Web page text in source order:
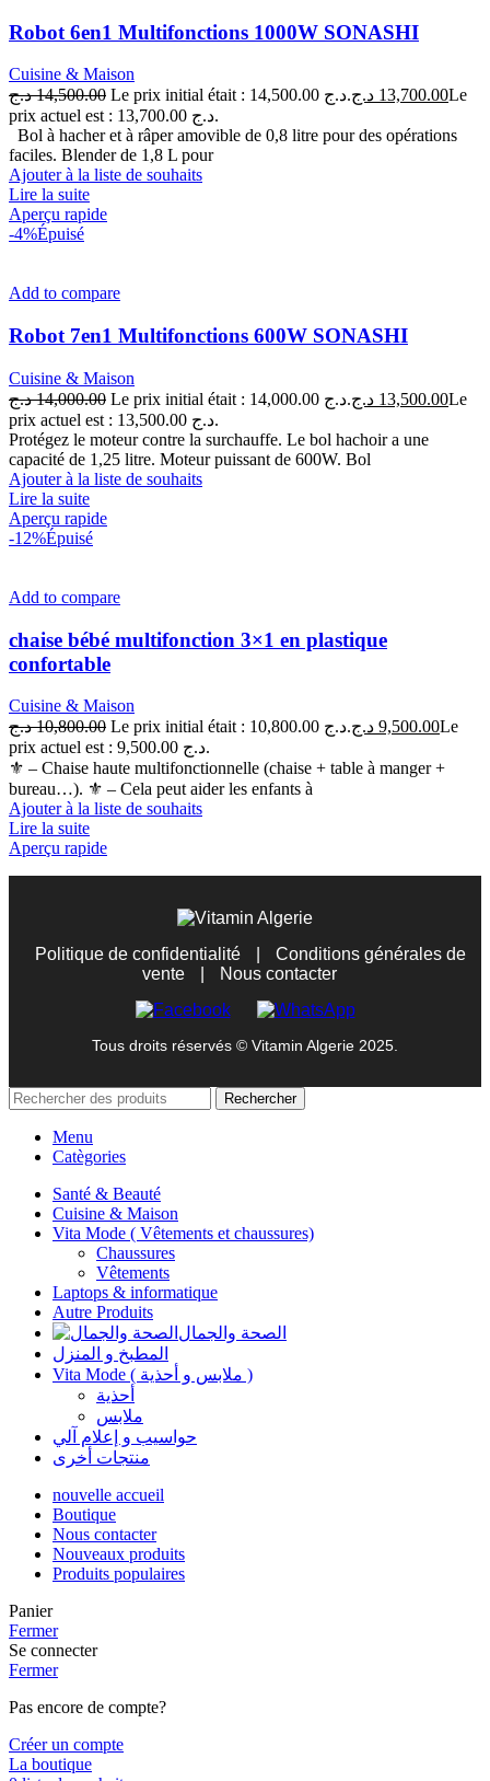
Robot 6en1 Multifonctions 1000W SONASHI
Cuisine & Maison
14,500.00 د.ج Le prix initial était : 14,500.00 د.ج. 13,700.00 د.ج
Le
prix actuel est : 13,700.00 د.ج.
Bol à hacher et à râper amovible de 0,8 litre pour des opérations
faciles. Blender de 1,8 L pour
Ajouter à la liste de souhaits
Lire la suite
Aperçu rapide
-4%Épuisé
Add to compare
Robot 7en1 Multifonctions 600W SONASHI
Cuisine & Maison
14,000.00 د.ج Le prix initial était : 14,000.00 د.ج. 13,500.00 د.ج
Le
prix actuel est : 13,500.00 د.ج.
Protégez le moteur contre la surchauffe. Le bol hachoir a une
capacité de 1,25 litre. Moteur puissant de 600W. Bol
Ajouter à la liste de souhaits
Lire la suite
Aperçu rapide
-12%Épuisé
Add to compare
chaise bébé multifonction 3×1 en plastique
confortable
Cuisine & Maison
10,800.00 د.ج Le prix initial était : 10,800.00 د.ج. 9,500.00 د.ج
Le
prix actuel est : 9,500.00 د.ج.
⚜ – Chaise haute multifonctionnelle (chaise + table à manger +
bureau…). ⚜ – Cela peut aider les enfants à
Ajouter à la liste de souhaits
Lire la suite
Aperçu rapide
Politique de confidentialité
Conditions générales de
vente
Nous contacter
Tous droits réservés © Vitamin Algerie 2025.
Rechercher
Menu
Catègories
Santé & Beauté
Cuisine & Maison
Vita Mode ( Vêtements et chaussures)
Chaussures
Vêtements
Laptops & informatique
Autre Produits
الصحة والجمال
المطبخ و المنزل
Vita Mode ( ملابس و أحذية )
أحذية
ملابس
حواسيب و إعلام آلي
منتجات أخرى
nouvelle accueil
Boutique
Nous contacter
Nouveaux produits
Produits populaires
Panier
Fermer
Se connecter
Fermer
Pas encore de compte?
Créer un compte
La boutique